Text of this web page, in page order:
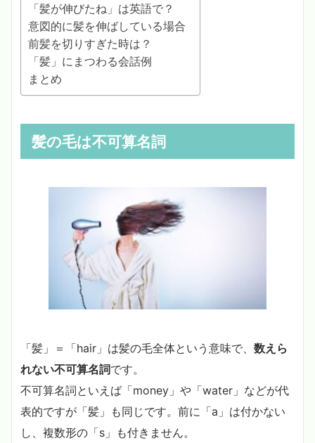
「髪が伸びたね」は英語で？
意図的に髪を伸ばしている場合
前髪を切りすぎた時は？
「髪」にまつわる会話例
まとめ
髪の毛は不可算名詞
「髪」＝「hair」は髪の毛全体という意味で、 数えら
れない不可算名詞です。
不可算名詞といえば「money」や「water」などが代
表的ですが「髪」も同じです。前に「a」は付かない
し、複数形の「s」も付きません。